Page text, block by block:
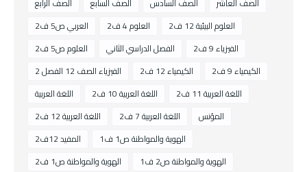
العربي ص5 ف2
العلوم 4 ف2
العلوم البيئية 12 ف2
العلوم ص5 ف2
الفصل الدراسي الثاني
الفيزياء 9 ف2
الفيزياء الصف 12 الفصل 2
الكيمياء 12 ف2
الكيمياء 9 ف2
اللغة العربية
اللغة العربية 10 ف2
اللغة العربية 11 ف2
اللغة العربية 12 ف2
اللغة العربية 7 ف2
المؤنس
المفيد 12ف2
الهوية والمواطنة ص1 ف1
الهوية والمواطنة ص1 ف2
الهوية والمواطنة ص2 ف1